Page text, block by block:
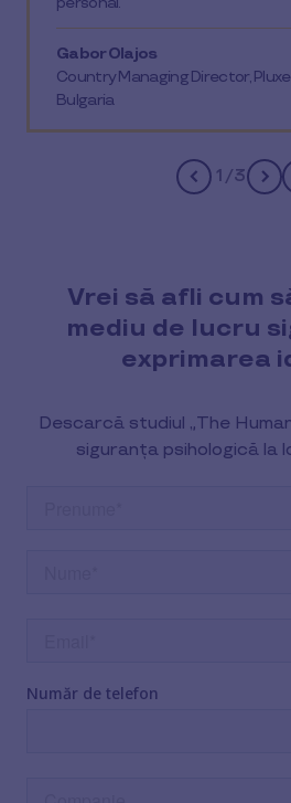
Gabor Olajos
Country Managing Director,
Bulgaria
1 /3
Vrei să afli cum
mediu de lucru
exprimarea
Descarcă studiul „The
siguranța psihologică la